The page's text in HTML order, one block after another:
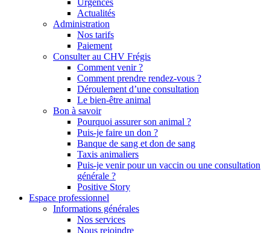
Urgences
Actualités
Administration
Nos tarifs
Paiement
Consulter au CHV Frégis
Comment venir ?
Comment prendre rendez-vous ?
Déroulement d’une consultation
Le bien-être animal
Bon à savoir
Pourquoi assurer son animal ?
Puis-je faire un don ?
Banque de sang et don de sang
Taxis animaliers
Puis-je venir pour un vaccin ou une consultation
générale ?
Positive Story
Espace professionnel
Informations générales
Nos services
Nous rejoindre